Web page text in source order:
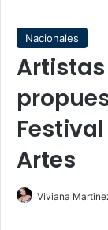
Nacionales
Artes
Viviana